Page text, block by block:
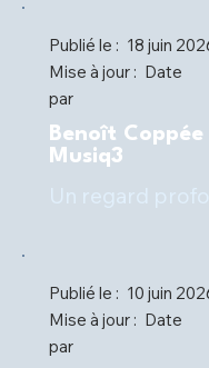
Publié le : 18 juin
Mise à jour : Date
par
Benoît
Musiq3
Publié le : 10 juin
Mise à jour : Date
par